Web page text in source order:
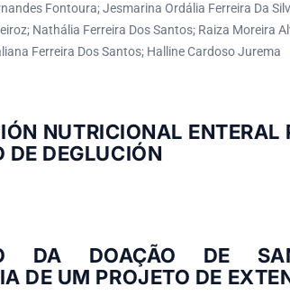
Fontoura; Jesmarina Ordália Ferreira Da
Nathália Ferreira Dos Santos; Raiza Moreira
Ferreira Dos Santos; Halline Cardoso Jurema
NUTRICIONAL ENTERAL
DE DEGLUCIÓN
DA DOAÇÃO DE
DE UM PROJETO DE